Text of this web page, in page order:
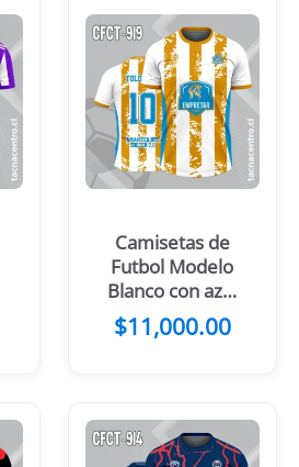
Camisetas de
Futbol Modelo
Blanco con azul
y negro
$11,000.00